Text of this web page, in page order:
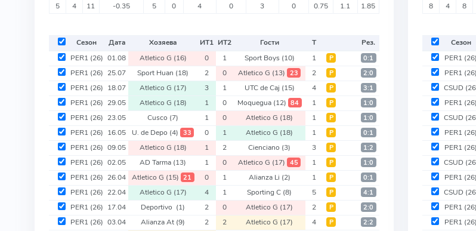
5 4 11 -0.35 5 0 4 0 3 0 0.75 1.1 1.85
Сезон Дата Хозяева ИТ1 ИТ2 Гости Т
Рез.
PER1 (26) 01.08 Atletico G (16) 0 1 Sport Boys (10) 1 Р 0:1
PER1 (26) 25.07 Sport Huan (18) 2 0 Atletico G (13) 23 2 Р 2:0
PER1 (26) 18.07 Atletico G (17) 3 1 UTC de Caj (15) 4 Р 3:1
PER1 (26) 29.05 Atletico G (18) 1 0 Moquegua (12) 84 1 Р 1:0
PER1 (26) 23.05 Cusco (7) 1 0 Atletico G (18) 1 Р 1:0
PER1 (26) 16.05 U. de Depo (4) 33 0 1 Atletico G (18) 1 Р 0:1
PER1 (26) 09.05 Atletico G (18) 1 2 Cienciano (3) 3 Р 1:2
PER1 (26) 02.05 AD Tarma (13) 1 0 Atletico G (17) 45 1 Р 1:0
PER1 (26) 26.04 Atletico G (15) 21 0 1 Alianza Li (2) 1 Р 0:1
PER1 (26) 22.04 Atletico G (17) 4 1 Sporting C (8) 5 Р 4:1
PER1 (26) 17.04 Deportivo (1) 2 0 Atletico G (17) 2 Р 2:0
PER1 (26) 03.04 Alianza At (9) 2 2 Atletico G (17) 4 Р 2:2
8 4 8
Сезон
PER1 (26)
PER1 (26)
CSUD
PER1 (26)
CSUD
PER1 (26)
PER1 (26)
CSUD
PER1 (26)
CSUD
PER1 (26)
PER1 (26)